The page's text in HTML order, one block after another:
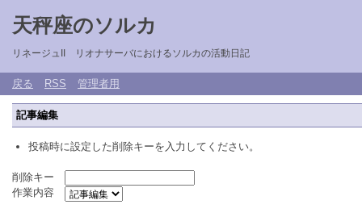
天秤座のソルカ
リネージュII リオナサーバにおけるソルカの活動日記
戻る RSS 管理者用
記事編集
投稿時に設定した削除キーを入力してください。
削除キー
作業内容